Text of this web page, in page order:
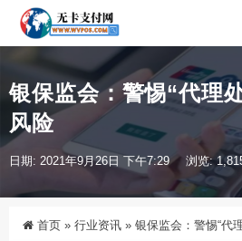
银保监会：警惕“代理
风险
日期: 2021年9月26日 下午7:29 浏览:
首页 » 行业资讯 » 银保监会：警惕“代